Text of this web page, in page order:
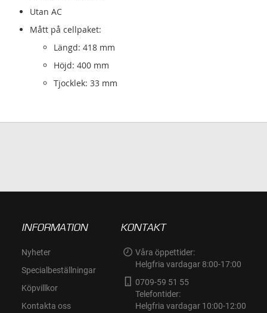
Utan AC
Mått på cellpaket:
Längd: 418 mm
Höjd: 400 mm
Tjocklek: 33 mm
INFORMATION
Nyheter
Specialbeställningar
Köpvillkor
Kontakta oss
KONTAKT
Våra öppettider:
Helgfria vardagar 8:00-17:00
0709-59 51 55
Telefontider:
Helgfria vardagar 10:00-12:00